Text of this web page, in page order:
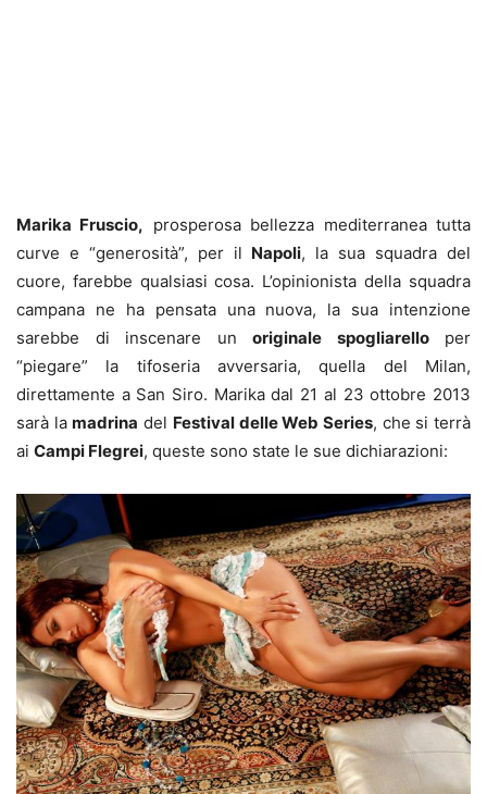
Marika Fruscio, prosperosa bellezza mediterranea tutta
curve e “generosità”, per il Napoli, la sua squadra del
cuore, farebbe qualsiasi cosa. L’opinionista della squadra
campana ne ha pensata una nuova, la sua intenzione
sarebbe di inscenare un originale spogliarelloper
“piegare” la tifoseria avversaria, quella del Milan,
direttamente a San Siro. Marika dal 21 al 23 ottobre 2013
sarà lamadrina del Festival delle Web Series, che si terrà
ai Campi Flegrei, queste sono state le sue dichiarazioni: